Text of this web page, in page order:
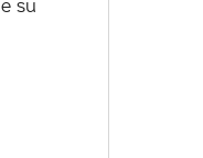
e su